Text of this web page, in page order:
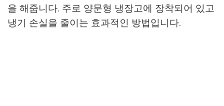
을 해줍니다. 주로 양문형 냉장고에 장착되어 있고
냉기 손실을 줄이는 효과적인 방법입니다.